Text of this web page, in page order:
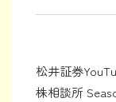
松井証券
株相談所